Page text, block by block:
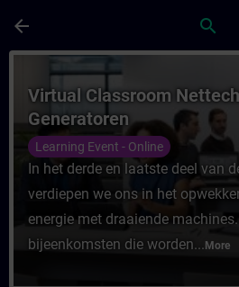
arrow_back search
Course - Virtual
Virtual Classroom
Generatoren
Learning Event - Online
In het derde en laatste deel van
verdiepen we ons in het
energie met draaiende
bijeenkomsten die worden... More